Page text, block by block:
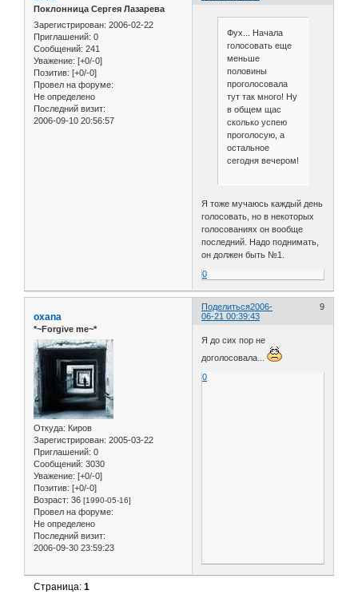
Поклонница Сергея Лазарева
Зарегистрирован: 2006-02-22
Приглашений: 0
Сообщений: 241
Уважение: [+0/-0]
Позитив: [+0/-0]
Провел на форуме:
Не определено
Последний визит:
2006-09-10 20:56:57
Фух... Начала
голосовать еще
меньше
половины
проголосовала
тут так много! Ну
в общем щас
сколько успею
проголосую, а
остальное
сегодня вечером!
Я тоже мучаюсь каждый день
голосовать, но в некоторых
голосованиях он вообще
последний. Надо поднимать,
он должен быть №1.
0
Поделиться 9
2006-
06-21 00:39:43
oxana
*~Forgive me~*
Откуда: Киров
Зарегистрирован: 2005-03-22
Приглашений: 0
Сообщений: 3030
Уважение: [+0/-0]
Позитив: [+0/-0]
Возраст: 36 [1990-05-16]
Провел на форуме:
Не определено
Последний визит:
2006-09-30 23:59:23
Я до сих пор не
доголосовала...
0
Страница:1